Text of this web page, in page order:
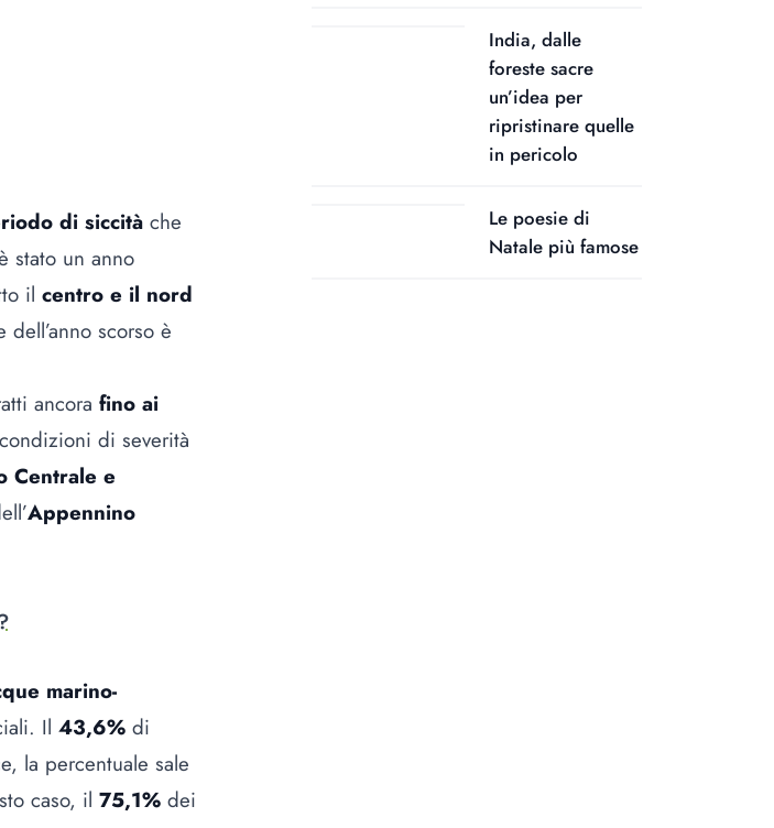
di siccità che
stato un anno
il centro e il nord
scorso è
ancora fino ai
di severità
Centrale e
Appennino
marino-
Il 43,6% di
la percentuale sale
caso, il 75,1% dei
India, dalle
foreste sacre
un’idea per
ripristinare quelle
in pericolo
Le poesie di
Natale più famose